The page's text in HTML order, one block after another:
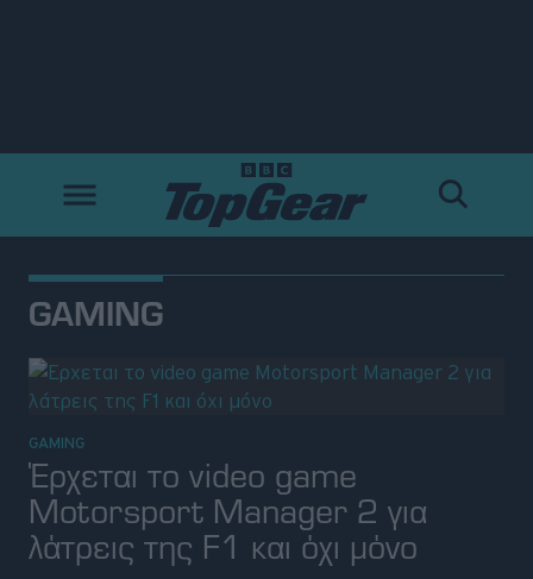
GAMING
GAMING
Έρχεται το video game
Motorsport Manager 2 για
λάτρεις της F1 και όχι μόνο
Δοκιμές
Motorsport
Άποψη
Viral
Big Reads
Retro